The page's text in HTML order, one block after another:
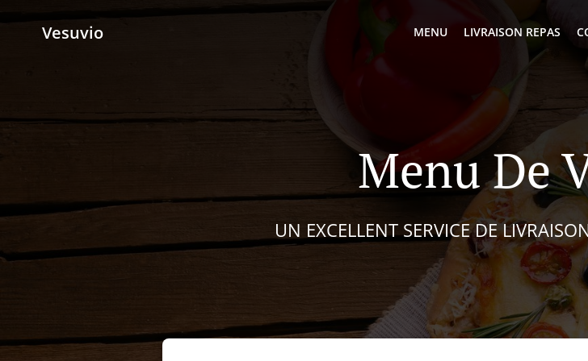
Vesuvio MENU LIVRAISON REPAS
Menu De
UN EXCELLENT SERVICE DE